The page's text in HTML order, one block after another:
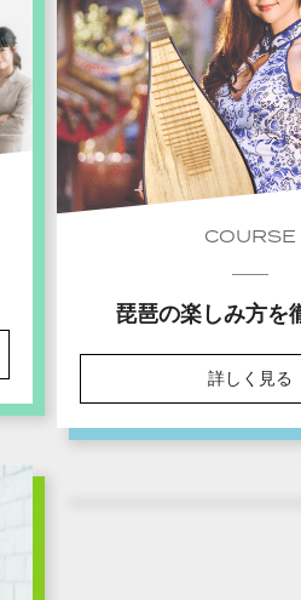
COURSE
琵琶の楽しみ方を
詳しく見る